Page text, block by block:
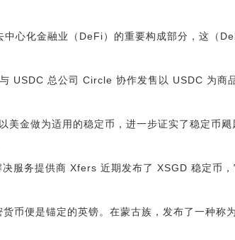
心化金融业（DeFi）的重要构成部分，这（
USDC 总公司 Circle 协作发售以 USDC 为商
美金做为适用的稳定币，进一步证实了稳定币
服务提供商 Xfers 近期发布了 XSGD 稳定币
币便是锚定的英镑。在蒙古族，发布了一种称